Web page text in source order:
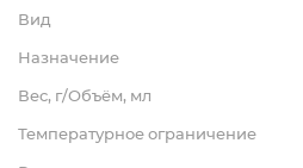
Вид
Назначение
Вес, г/Объём, мл
Температурное ограничение